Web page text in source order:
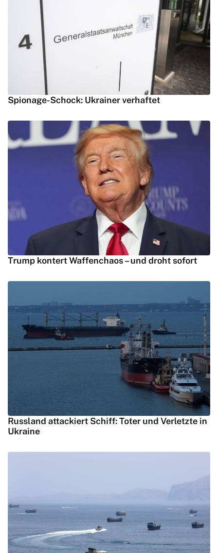
Spionage-Schock: Ukrainer verhaftet
Trump kontert Waffenchaos – und droht sofort
Russland attackiert Schiff: Toter und Verletzte in
Ukraine